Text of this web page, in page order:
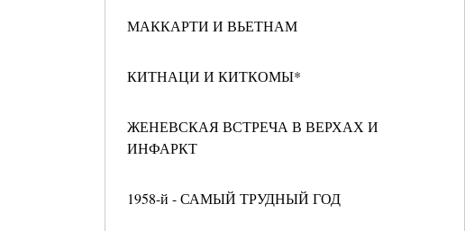
МАККАРТИ И ВЬЕТНАМ
КИТНАЦИ И КИТКОМЫ*
ЖЕНЕВСКАЯ ВСТРЕЧА В ВЕРХАХ И
ИНФАРКТ
1958-й - САМЫЙ ТРУДНЫЙ ГОД